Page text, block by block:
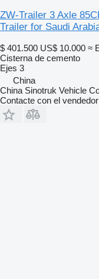
ZW-Trailer 3 Axle
Trailer for Saudi
$ 401.500 US$ 10.000 ≈
Cisterna de cemento
Ejes 3
China
China Sinotruk Vehicle
Contacte con el vendedor